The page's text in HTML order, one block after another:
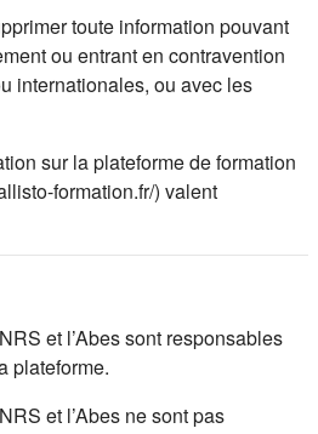
toute information pouvant
ou entrant en contravention
internationales, ou avec les
sur la plateforme de formation
formation.fr/) valent
et l’Abes sont responsables
plateforme.
et l’Abes ne sont pas